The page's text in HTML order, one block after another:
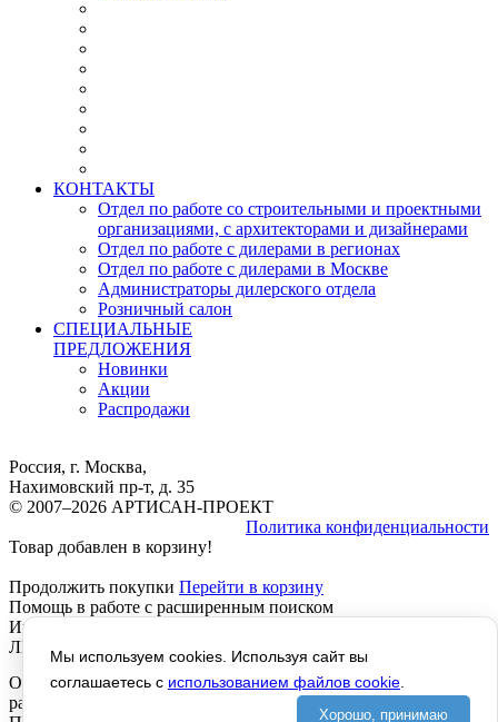
КОНТАКТЫ
Отдел по работе со строительными и проектными
организациями, с архитекторами и дизайнерами
Отдел по работе с дилерами в регионах
Отдел по работе с дилерами в Москве
Администраторы дилерского отдела
Розничный салон
СПЕЦИАЛЬНЫЕ
ПРЕДЛОЖЕНИЯ
Новинки
Акции
Распродажи
Россия, г. Москва,
Нахимовский пр-т, д. 35
© 2007–2026 АРТИСАН-ПРОЕКТ
Политика конфиденциальности
Товар добавлен в корзину!
Продолжить покупки Перейти в корзину
Помощь в работе с расширенным поиском
Инструкция расширенный Поиск, работает везде, КРОМЕ
ЛИЧНОГО КАБИНЕТА, там не отображается текст!
Отображается левое название - Помощь в работе с
расширенным поиском, ОТКУДА?
Мы используем cookies. Используя сайт вы
соглашаетесь с использованием файлов cookie
Хорошо, принимаю